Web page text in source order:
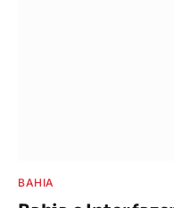
BAHIA